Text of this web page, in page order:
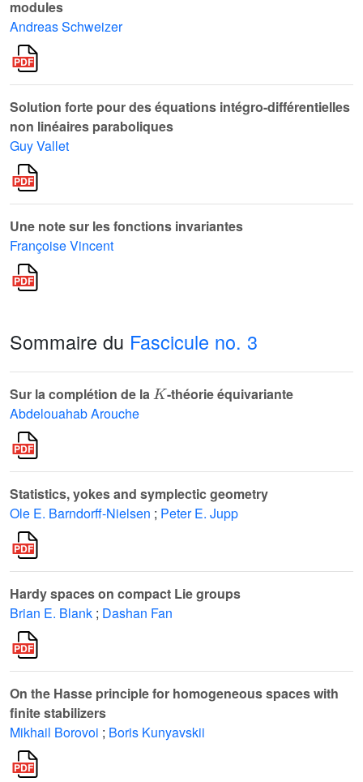
modules
Andreas Schweizer
Solution forte pour des équations intégro-différentielles
non linéaires paraboliques
Guy Vallet
Une note sur les fonctions invariantes
Françoise Vincent
Sommaire du Fascicule no. 3
Sur la complétion de la
-théorie équivariante
Abdelouahab Arouche
Statistics, yokes and symplectic geometry
Ole E. Barndorff-Nielsen ; Peter E. Jupp
Hardy spaces on compact Lie groups
Brian E. Blank ; Dashan Fan
On the Hasse principle for homogeneous spaces with
finite stabilizers
Mikhail Borovoi ; Boris Kunyavskii